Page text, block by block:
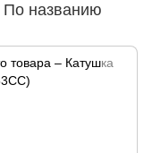
По названию